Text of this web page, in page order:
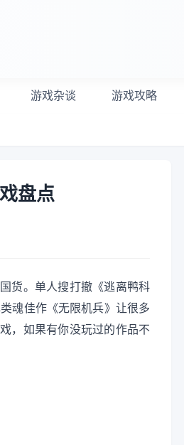
游戏杂谈 游戏攻略
盘点
货。单人搜打撤《逃离鸭科
魂佳作《无限机兵》让很多
，如果有你没玩过的作品不